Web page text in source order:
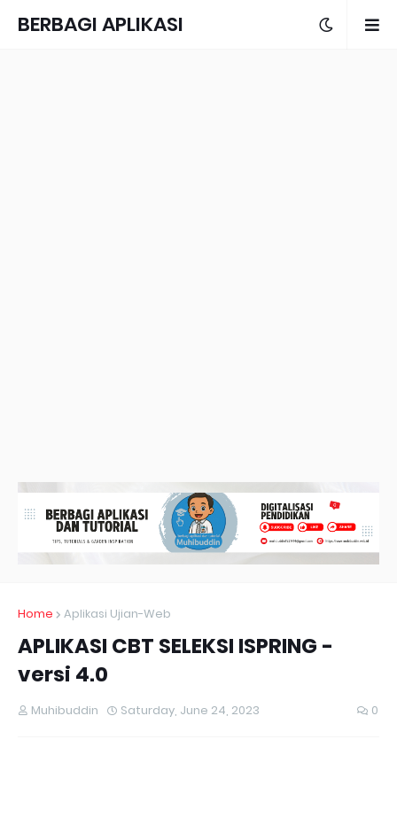
BERBAGI APLIKASI
Home Aplikasi Ujian-Web
APLIKASI CBT SELEKSI ISPRING -
versi 4.0
Muhibuddin Saturday, June 24, 2023 0